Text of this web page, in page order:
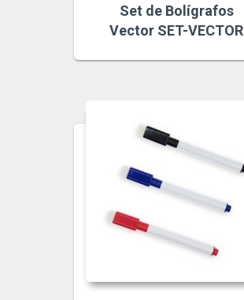
Set de Bolígrafos
Vector SET-VECTOR